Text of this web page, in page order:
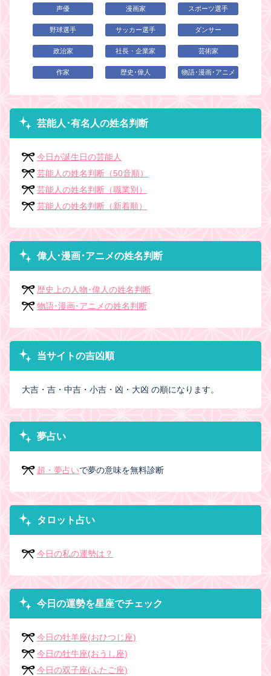
声優 漫画家 スポーツ選手
野球選手 サッカー選手 ダンサー
政治家 社長・企業家 芸術家
作家 歴史･偉人 物語･漫画･アニメ
芸能人･有名人の姓名判断
今日が誕生日の芸能人
芸能人の姓名判断（50音順）
芸能人の姓名判断（職業別）
芸能人の姓名判断（新着順）
偉人･漫画･アニメの姓名判断
歴史上の人物･偉人の姓名判断
物語･漫画･アニメの姓名判断
当サイトの吉凶順
大吉・吉・中吉・小吉・凶・大凶 の順になります。
夢占い
超・夢占いで夢の意味を無料診断
タロット占い
今日の私の運勢は？
今日の運勢を星座でチェック
今日の牡羊座(おひつじ座)
今日の牡牛座(おうし座)
今日の双子座(ふたご座)